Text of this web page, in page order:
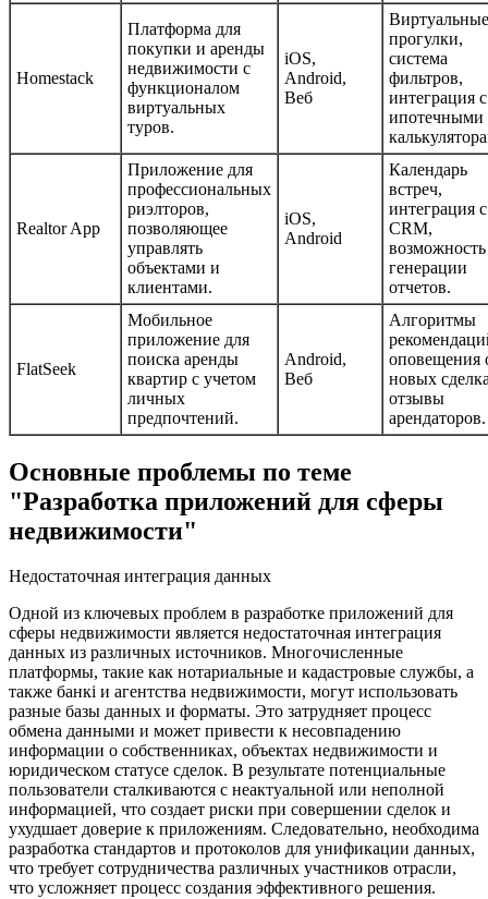
Homestack
Платформа для
покупки и аренды
недвижимости с
функционалом
виртуальных
туров.
iOS,
Android,
Веб
Виртуальные
прогулки,
система
фильтров,
интеграция с
ипотечными
Realtor App
Приложение для
профессиональных
риэлторов,
позволяющее
управлять
объектами и
клиентами.
iOS,
Android
Календарь
встреч,
интеграция с
CRM,
возможность
генерации
отчетов.
FlatSeek
Мобильное
приложение для
поиска аренды
квартир с учетом
личных
предпочтений.
Android,
Веб
Алгоритмы
оповещения
новых
отзывы
арендаторов.
Основные проблемы по теме
"Разработка приложений для сферы
недвижимости"
Недостаточная интеграция данных
Одной из ключевых проблем в разработке приложений для
сферы недвижимости является недостаточная интеграция
данных из различных источников. Многочисленные
платформы, такие как нотариальные и кадастровые службы, а
также банкі и агентства недвижимости, могут использовать
разные базы данных и форматы. Это затрудняет процесс
обмена данными и может привести к несовпадению
информации о собственниках, объектах недвижимости и
юридическом статусе сделок. В результате потенциальные
пользователи сталкиваются с неактуальной или неполной
информацией, что создает риски при совершении сделок и
ухудшает доверие к приложениям. Следовательно, необходима
разработка стандартов и протоколов для унификации данных,
что требует сотрудничества различных участников отрасли,
что усложняет процесс создания эффективного решения.